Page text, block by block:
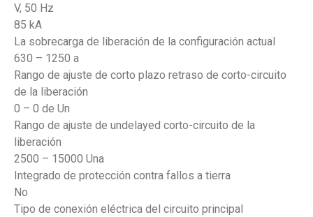
V, 50 Hz
85 kA
La sobrecarga de liberación de la configuración actual
630 – 1250 a
Rango de ajuste de corto plazo retraso de corto-circuito
de la liberación
0 – 0 de Un
Rango de ajuste de undelayed corto-circuito de la
liberación
2500 – 15000 Una
Integrado de protección contra fallos a tierra
No
Tipo de conexión eléctrica del circuito principal